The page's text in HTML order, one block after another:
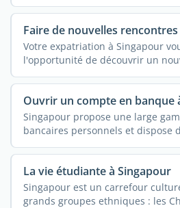
Faire de nouvelles
Votre expatriation à Singapour
l'opportunité de découvrir un
Ouvrir un compte en banque
Singapour propose une large
bancaires personnels et dispose
de ...
La vie étudiante à Singapour
Singapour est un carrefour
grands groupes ethniques : les